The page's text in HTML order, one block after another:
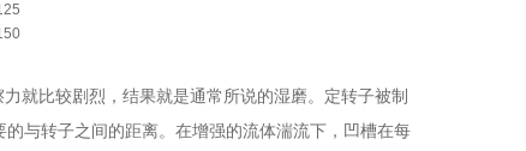
就比较剧烈，结果就是通常所说的湿磨。定转子被制
与转子之间的距离。在增强的流体湍流下，凹槽在每